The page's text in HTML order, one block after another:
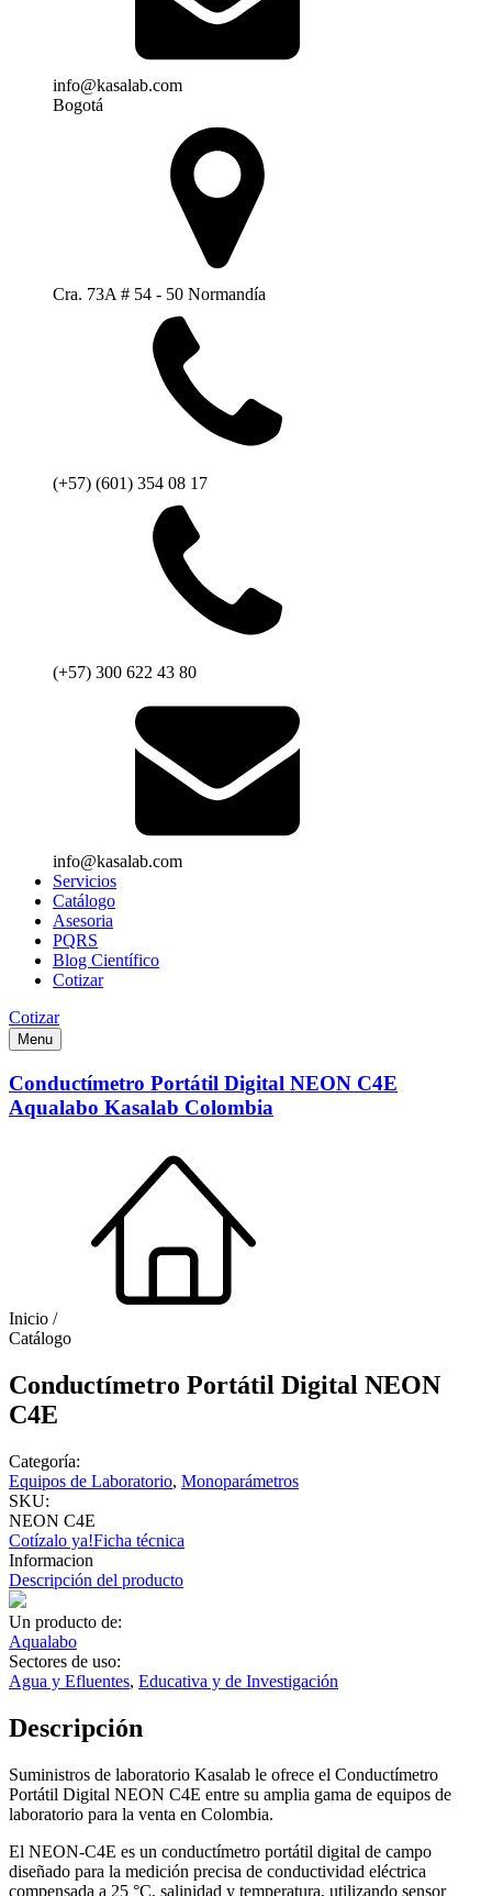
info@kasalab.com
Bogotá
Cra. 73A # 54 - 50 Normandía
(+57) (601) 354 08 17
(+57) 300 622 43 80
info@kasalab.com
Servicios
Catálogo
Asesoria
PQRS
Blog Científico
Cotizar
Cotizar
Menu
Conductímetro Portátil Digital NEON C4E
Aqualabo Kasalab Colombia
Inicio /
Catálogo
Conductímetro Portátil Digital NEON
C4E
Categoría:
Equipos de Laboratorio, Monoparámetros
SKU:
NEON C4E
Cotízalo ya!Ficha técnica
Informacion
Descripción del producto
Un producto de:
Aqualabo
Sectores de uso:
Agua y Efluentes, Educativa y de Investigación
Descripción
Suministros de laboratorio Kasalab le ofrece el Conductímetro
Portátil Digital NEON C4E entre su amplia gama de equipos de
laboratorio para la venta en Colombia.
El NEON-C4E es un conductímetro portátil digital de campo
diseñado para la medición precisa de conductividad eléctrica
compensada a 25 °C, salinidad y temperatura, utilizando sensor